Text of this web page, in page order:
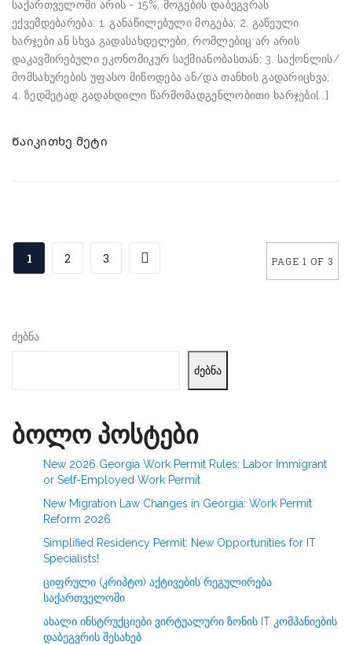
საქართველოში არის - 15%. მოგების დაბეგვრას
ექვემდებარება: 1. განაწილებული მოგება; 2. გაწეული
ხარჯები ან სხვა გადასახდელები, რომლებიც არ არის
დაკავშირებული ეკონომიკურ საქმიანობასთან; 3. საქონლის/
მომსახურების უფასო მიწოდება ან/და თანხის გადარიცხვა;
4. ზედმეტად გადახდილი წარმომადგენლობითი ხარჯები[...]
Წაიკითხე მეტი
PAGE 1 OF 3
1 2 3
ძებნა
ძებნა
ბოლო პოსტები
New 2026 Georgia Work Permit Rules: Labor Immigrant
or Self-Employed Work Permit
New Migration Law Changes in Georgia: Work Permit
Reform 2026
Simplified Residency Permit: New Opportunities for IT
Specialists!
ციფრული (კრიპტო) აქტივების რეგულირება
საქართველოში
ახალი ინსტრუქციები ვირტუალური ზონის IT კომპანიების
დაბეგვრის შესახებ